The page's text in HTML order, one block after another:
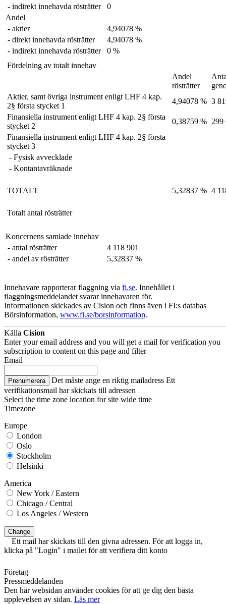
- indirekt innehavda rösträtter
0
Andel
- aktier
4,94078 %
- direkt innehavda rösträtter
4,94078 %
- indirekt innehavda rösträtter
0 %
Fördelning av totalt innehav
Andel
rösträtter
Aktier, samt övriga instrument enligt LHF 4 kap.
2§ första stycket 1
4,94078 % 3
Finansiella instrument enligt LHF 4 kap. 2§ första
stycket 2
0,38759 % 299
Finansiella instrument enligt LHF 4 kap. 2§ första
stycket 3
- Fysisk avvecklade
- Kontantavräknade
TOTALT 5,32837 % 4
Totalt antal rösträtter
Koncernens samlade innehav
- antal rösträtter
4 118 901
- andel av rösträtter
5,32837 %
Innehavare rapporterar flaggning via fi.se. Innehållet i
flaggningsmeddelandet svarar innehavaren för.
Informationen skickades av Cision och finns även i FI:s databas
Börsinformation, www.fi.se/borsinformation.
Källa Cision
Enter your email address and you will get a mail for verification you
subscription to content on this page and filter
Email
Prenumerera Det måste ange en riktig mailadress Ett
verifikationsmail har skickats till adressen
Select the time zone location for site wide time
Timezone
Europe
London
Oslo
Stockholm
Helsinki
America
New York / Eastern
Chicago / Central
Los Angeles / Western
Change
Ett mail har skickats till den givna adressen. För att logga in,
klicka på "Login" i mailet för att verifiera ditt konto
Företag
Pressmeddelanden
Den här websidan använder cookies för att ge dig den bästa
upplevelsen av sidan. Läs mer